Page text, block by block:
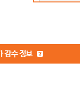
감수 정보